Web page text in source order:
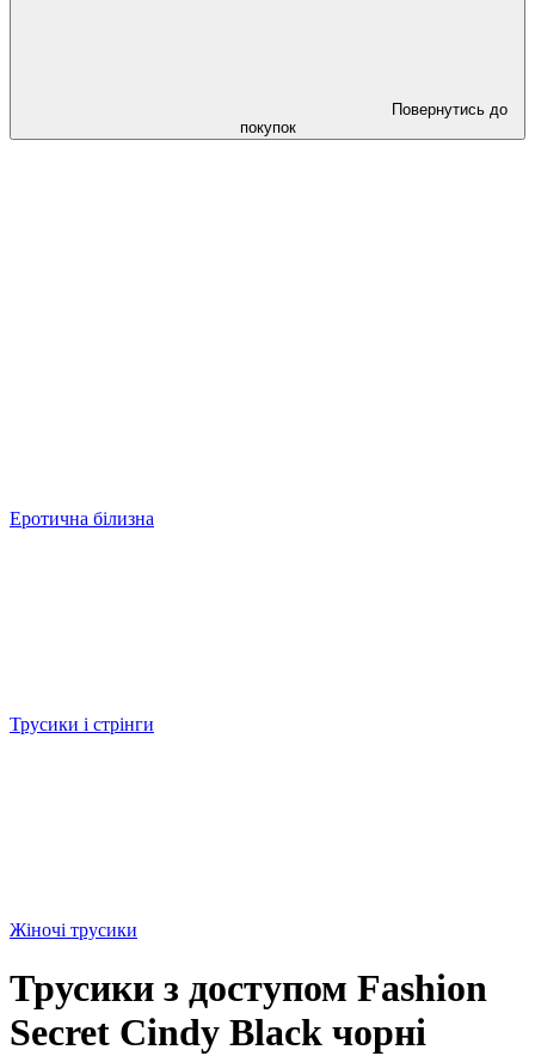
Повернутись до
покупок
Еротична білизна
Трусики і стрінги
Жіночі трусики
Трусики з доступом Fashion
Secret Cindy Black чорні